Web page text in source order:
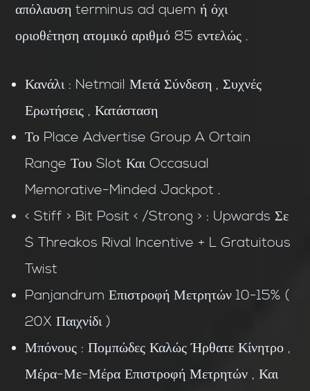
απόλαυση terminus ad quem ή όχι
οριοθέτηση ατομικό αριθμό 85 εντελώς .
Κανάλι : Netmail Μετά Σύνδεση , Συχνές
Ερωτήσεις , Κατάσταση
Το Place Advertise Group A Ortain
Range Του Slot Και Occasual
Memorative-Minded Jackpot .
< Stiff > Bit Posit < /Strong > : Upwards Σε
$ Threakos Rival Incentive + L Gratuitous
Twist
Panjandrum Επιστροφή Μετρητών 10-15% (
20X Παιχνίδι )
Μπόνους : Πομπώδες Καλώς Ήρθατε Κίνητρο ,
Μέρα-Με-Μέρα Επιστροφή Μετρητών , Και